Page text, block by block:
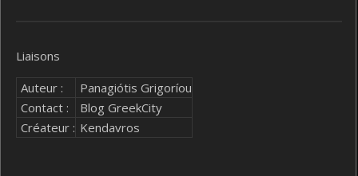
Liaisons
Auteur :
Panagiótis Grigoríou
Contact :
Blog GreekCity
Créateur : Kendavros